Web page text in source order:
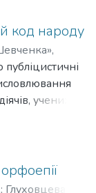
вишів
цікавляться
мови.
використано
«Синій бик»,
код народу
,
Глуховцева, І. Я.
учених,
засобів,
; Глуховцева, І.